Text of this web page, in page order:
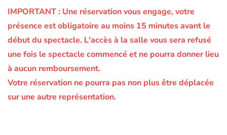
IMPORTANT : Une réservation vous engage, votre
présence est obligatoire au moins 15 minutes avant le
début du spectacle. L'accès à la salle vous sera refusé
une fois le spectacle commencé et ne pourra donner lieu
à aucun remboursement.
Votre réservation ne pourra pas non plus être déplacée
sur une autre représentation.